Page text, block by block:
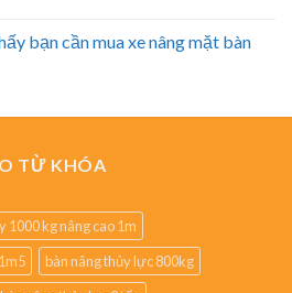
bạn cần mua xe nâng mặt bàn
TỪ KHÓA
1000 kg nâng cao 1m
bàn nâng thủy lực 800kg